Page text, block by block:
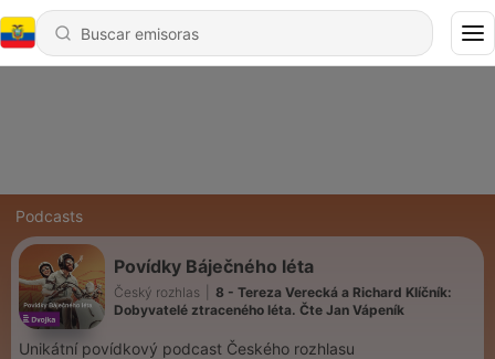
Podcasts
Povídky Báječného léta
Český rozhlas
8 - Tereza Verecká a Richard Klíčník:
Dobyvatelé ztraceného léta. Čte Jan Vápeník
Unikátní povídkový podcast Českého rozhlasu